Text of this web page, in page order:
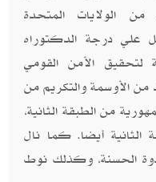
من الولايات المتحدة
عام1982،ثم حصل علي درجة الدكتوراه
لتحقيق الأمن القومي
الأوسمة والتكريم من
من الطبقة الثانية،
أيضا. كما نال
الحسنة، وكذلك نوط